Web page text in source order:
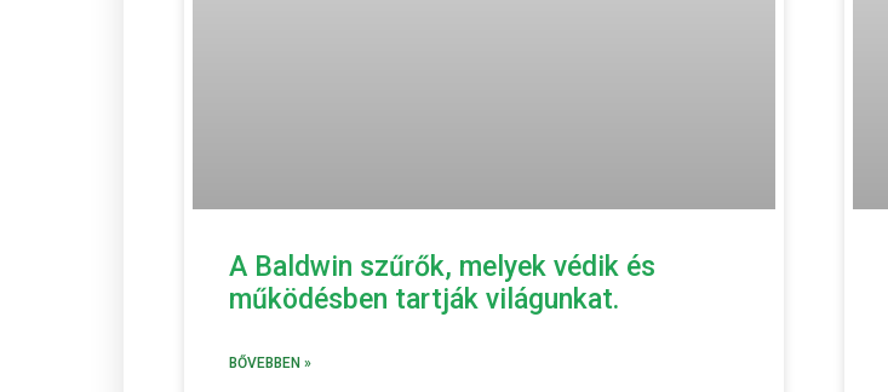
A Baldwin szűrők, melyek védik és
működésben tartják világunkat.
BŐVEBBEN »